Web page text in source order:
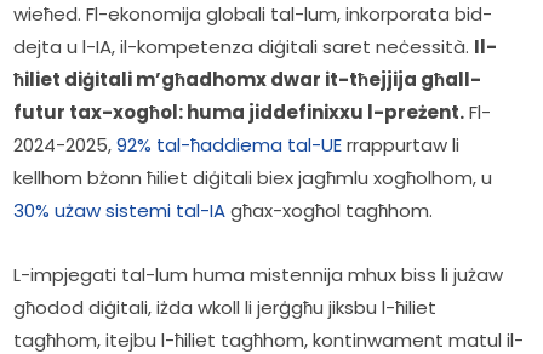
wieħed. Fl-ekonomija globali tal-lum, inkorporata bid-
dejta u l-IA, il-kompetenza diġitali saret neċessità. Il-
ħiliet diġitali m’għadhomx dwar it-tħejjija għall-
futur tax-xogħol: huma jiddefinixxu l-preżent. Fl-
2024-2025, 92% tal-ħaddiema tal-UE rrappurtaw li
30% użaw sistemi tal-IA għax-xogħol tagħhom.
L-impjegati tal-lum huma mistennija mhux biss li jużaw
għodod diġitali, iżda wkoll li jerġgħu jiksbu l-ħiliet
tagħhom, itejbu l-ħiliet tagħhom, kontinwament matul il-